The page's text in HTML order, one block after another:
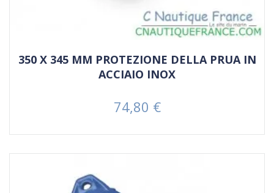
350 X 345 MM PROTEZIONE DELLA PRUA IN
ACCIAIO INOX
Prezzo
74,80 €